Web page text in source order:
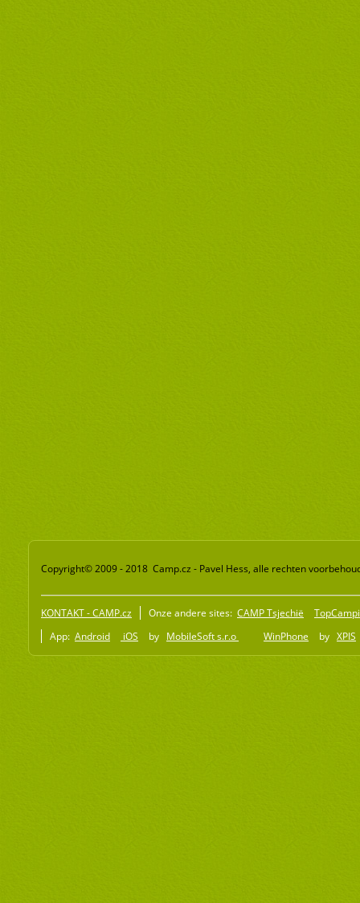
Copyright© 2009 - 2018 Camp.cz - Pavel Hess, alle rechten
KONTAKT - CAMP.cz Onze andere sites: CAMP Tsjechië
App: Android iOS by MobileSoft s.r.o WinPhone by XPIS